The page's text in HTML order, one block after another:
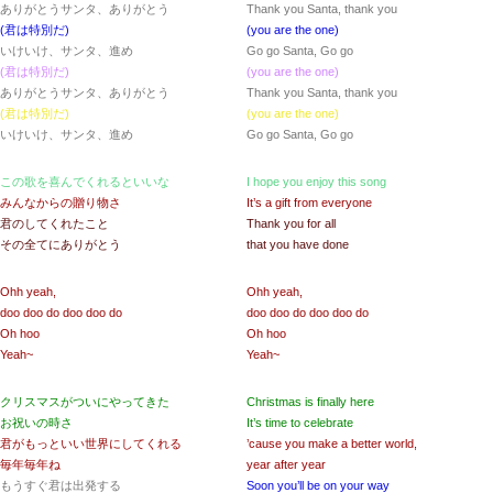
ありがとうサンタ、ありがとう
(君は特別だ)
いけいけ、サンタ、進め
(君は特別だ)
ありがとうサンタ、ありがとう
(君は特別だ)
いけいけ、サンタ、進め
この歌を喜んでくれるといいな
みんなからの贈り物さ
君のしてくれたこと
その全てにありがとう
Ohh yeah,
doo doo do doo doo do
Oh hoo
Yeah~
クリスマスがついにやってきた
お祝いの時さ
君がもっといい世界にしてくれる
毎年毎年ね
もうすぐ君は出発する
Thank you Santa, thank you
(you are the one)
Go go Santa, Go go
(you are the one)
Thank you Santa, thank you
(you are the one)
Go go Santa, Go go
I hope you enjoy this song
It’s a gift from everyone
Thank you for all
that you have done
Ohh yeah,
doo doo do doo doo do
Oh hoo
Yeah~
Christmas is finally here
It’s time to celebrate
’cause you make a better world,
year after year
Soon you’ll be on your way